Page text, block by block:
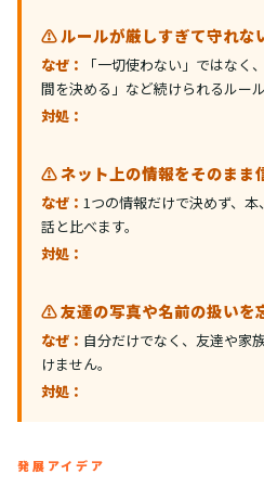
⚠️ ルールが厳しすぎて守れな
なぜ：
「一切使わない」ではなく
間を決める」など続けられるルール
対処：
⚠️ ネット上の情報をそのまま
なぜ： 1つの情報だけで決めず、
話と比べます。
対処：
⚠️ 友達の写真や名前の扱いを
なぜ： 自分だけでなく、友達や家
けません。
対処：
発展アイデア